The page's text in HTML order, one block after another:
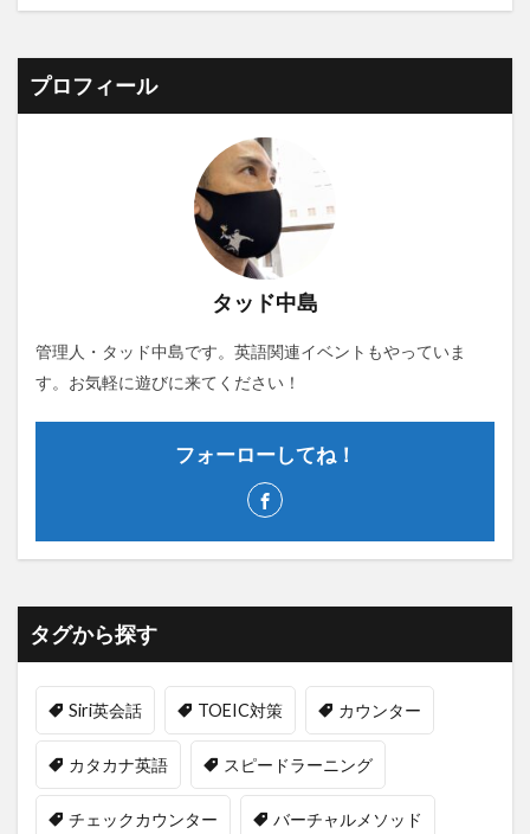
プロフィール
タッド中島
管理人・タッド中島です。英語関連イベントもやっていま
す。お気軽に遊びに来てください！
フォーローしてね！
タグから探す
Siri英会話 TOEIC対策 カウンター
カタカナ英語 スピードラーニング
チェックカウンター バーチャルメソッド